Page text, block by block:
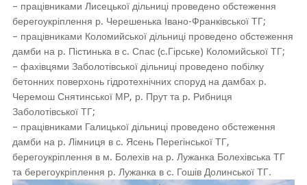
– працівниками Лисецької дільниці проведено обстеження
берегоукріплення р. Черешенька Івано-Франківської ТГ;
– працівниками Коломийської дільниці проведено обстеження
дамби на р. Пістинька в с. Спас (с.Гірське) Коломийської ТГ;
– фахівцями Заболотівської дільниці проведено побілку
бетонних поверхонь гідротехнічних споруд на дамбах р.
Черемош Снятинської МР, р. Прут та р. Рибниця
Заболотівської ТГ;
– працівниками Галицької дільниці проведено обстеження
дамби на р. Лімниця в с. Ясень Перегінської ТГ,
берегоукріплення в м. Болехів на р. Лужанка Болехівська ТГ
та берегоукріплення р. Лужанка в с. Гошів Долинської ТГ.